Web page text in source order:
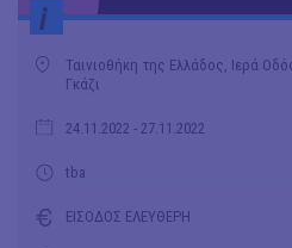
i
Ταινιοθήκη της Ελλάδος, Ιερά
Γκάζι
24.11.2022 - 27.11.2022
tba
ΕΙΣΟΔΟΣ ΕΛΕΥΘΕΡΗ